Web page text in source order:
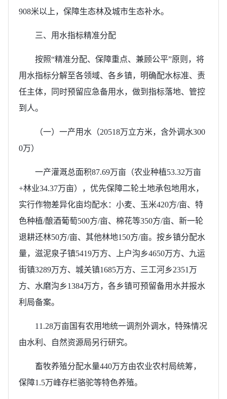
908米以上，保障生态林及城市生态补水。
三、用水指标精准分配
按照“精准分配、保障重点、兼顾公平”原则，将
用水指标分解至各领域、各乡镇，明确配水标准、责
任主体，同时预留应急备用水，做到指标落地、管控
到人。
（一）一产用水（20518万立方米，含外调水300
0万）
一产灌溉总面积87.69万亩（农业种植53.32万亩
+林业34.37万亩），优先保障二轮土地承包地用水，
实行作物差异化亩均配水：小麦、玉米420方/亩、特
色种植/酿酒葡萄500方/亩、棉花等350方/亩、新一轮
退耕还林50方/亩、其他林地150方/亩。按乡镇分配水
量，滋泥泉子镇5419万方、上户沟乡4650万方、九运
街镇3289万方、城关镇1685万方、三工河乡2351万
方、水磨沟乡1384万方，各乡镇可预留备用水并报水
利局备案。
11.28万亩国有农用地统一调剂外调水，特殊情况
由水利、自然资源局另行研究。
畜牧养殖分配水量440万方由农业农村局统筹，
保障1.5万峰存栏骆驼等特色养殖。